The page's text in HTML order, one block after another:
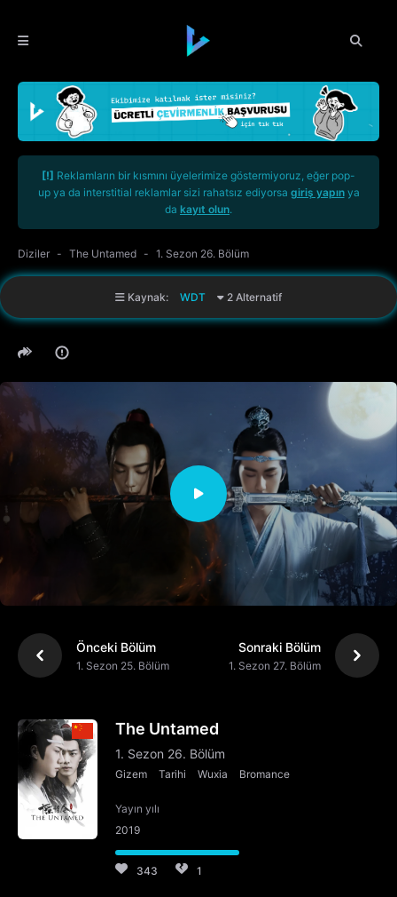
[!] Reklamların bir kısmını üyelerimize göstermiyoruz, eğer pop-
up ya da interstitial reklamlar sizi rahatsız ediyorsa giriş yapınya
da kayıt olun.
Diziler The Untamed 1. Sezon 26. Bölüm
Kaynak: WDT 2 Alternatif
Önceki Bölüm
1. Sezon 25. Bölüm
Sonraki Bölüm
1. Sezon 27. Bölüm
The Untamed
1. Sezon 26. Bölüm
Gizem Tarihi Wuxia Bromance
Yayın yılı
2019
343 1